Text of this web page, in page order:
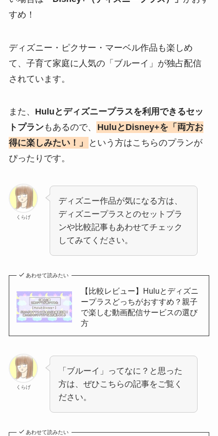
すめ！
ディズニー・ピクサー・マーベル作品も楽しめ
て、子育て家庭に人気の「ブルーイ」が独占配信
されています。
また、 Huluとディズニープラスを利用できるセッ
トプランもあるので、
HuluとDisney+を「両方お
得に楽しみたい！」
という方はこちらのプランが
ぴったりです。
くらげ
ディズニー作品が気になる方は、
ディズニープラスとのセットプラ
ンや比較記事もあわせてチェック
してみてください。
あわせて読みたい
【比較レビュー】Huluとディズニ
ープラスどっちがおすすめ？親子
で楽しむ動画配信サービスの選び
方
くらげ
「ブルーイ」ってなに？と思った
方は、ぜひこちらの記事をご覧く
ださい。
あわせて読みたい